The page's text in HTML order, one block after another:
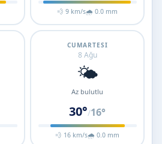
💨 9 km/s🌧 0.0 mm
CUMARTESI
8 Ağu
🌤️
Az bulutlu
30°/16°
💨 16 km/s🌧 0.0 mm